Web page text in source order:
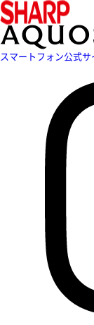
スマートフォン公式サ